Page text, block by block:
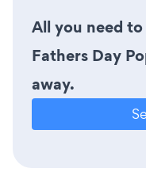
All you need
Fathers Day
away.